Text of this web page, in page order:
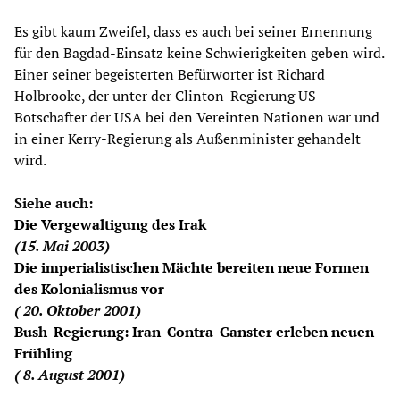
Es gibt kaum Zweifel, dass es auch bei seiner Ernennung
für den Bagdad-Einsatz keine Schwierigkeiten geben wird.
Einer seiner begeisterten Befürworter ist Richard
Holbrooke, der unter der Clinton-Regierung US-
Botschafter der USA bei den Vereinten Nationen war und
in einer Kerry-Regierung als Außenminister gehandelt
wird.
Siehe auch:
Die Vergewaltigung des Irak
(15. Mai 2003)
Die imperialistischen Mächte bereiten neue Formen
des Kolonialismus vor
( 20. Oktober 2001)
Bush-Regierung: Iran-Contra-Ganster erleben neuen
Frühling
( 8. August 2001)